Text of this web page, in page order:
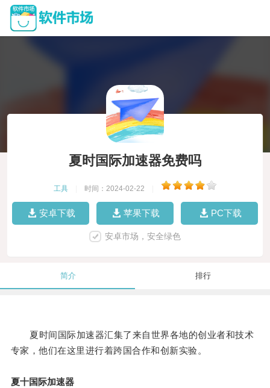
夏时国际加速器免费吗
工具 时间：2024-02-22
安卓下载 苹果下载 PC下载
安卓市场，安全绿色
简介 排行
夏时间国际加速器汇集了来自世界各地的创业者和技术
专家，他们在这里进行着跨国合作和创新实验。
夏十国际加速器